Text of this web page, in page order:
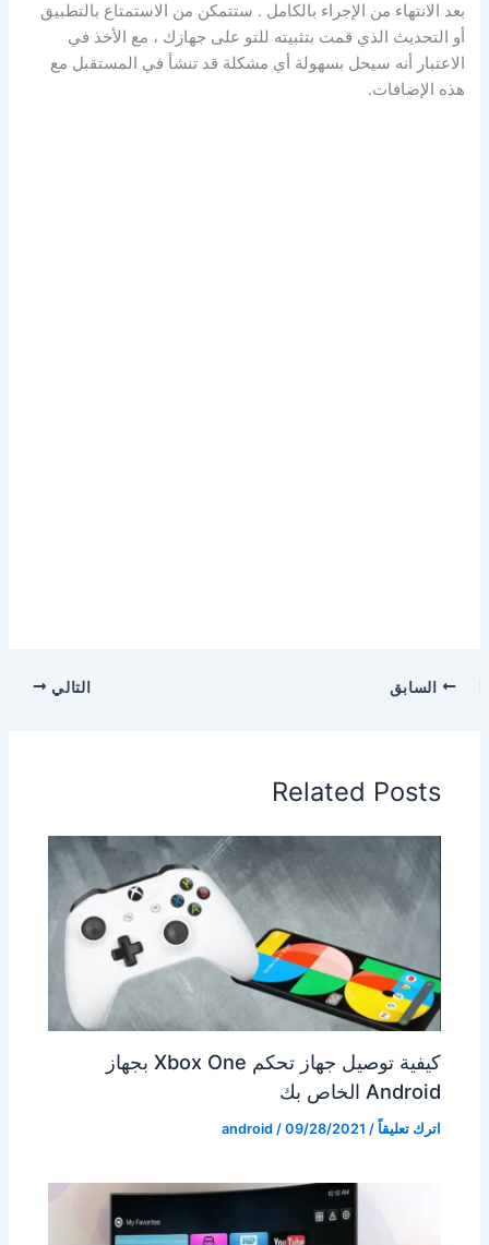
بعد الانتهاء من الإجراء بالكامل . ستتمكن من الاستمتاع بالتطبيق
أو التحديث الذي قمت بتثبيته للتو على جهازك ، مع الأخذ في
الاعتبار أنه سيحل بسهولة أي مشكلة قد تنشأ في المستقبل مع
هذه الإضافات.
السابق التالي
Related Posts
كيفية توصيل جهاز تحكم Xbox One بجهاز
Android الخاص بك
اترك تعليقاً /
android / 09/28/2021